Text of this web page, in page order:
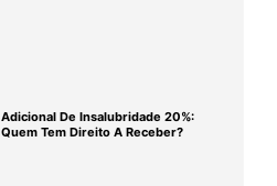
Adicional De Insalubridade 20%:
Quem Tem Direito A Receber?